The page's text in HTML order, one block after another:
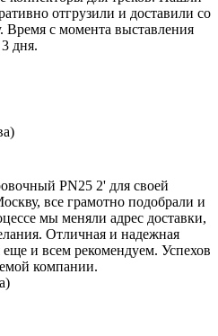
отгрузили и доставили со
Время с момента выставления
дня.
PN25 2' для своей
все грамотно подобрали и
мы меняли адрес доставки,
Отличная и надежная
и всем рекомендуем. Успехов
компании.